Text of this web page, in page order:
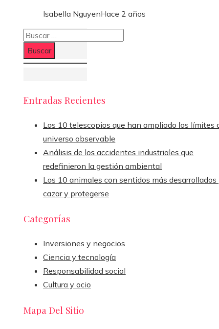
Isabella NguyenHace 2 años
Buscar:
Entradas Recientes
Los 10 telescopios que han ampliado los límites
universo observable
Análisis de los accidentes industriales que
redefinieron la gestión ambiental
Los 10 animales con sentidos más desarrollados
cazar y protegerse
Categorías
Inversiones y negocios
Ciencia y tecnología
Responsabilidad social
Cultura y ocio
Mapa Del Sitio